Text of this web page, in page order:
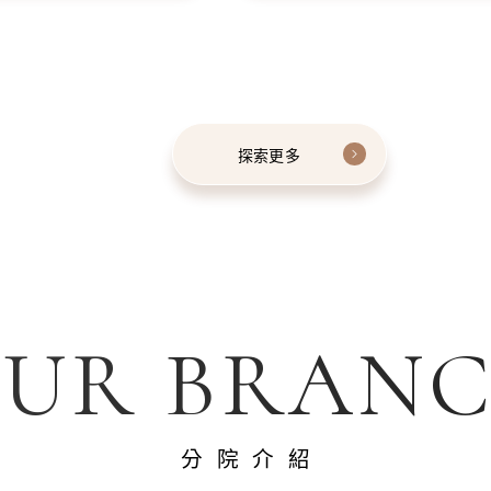
探索更多
分院介紹